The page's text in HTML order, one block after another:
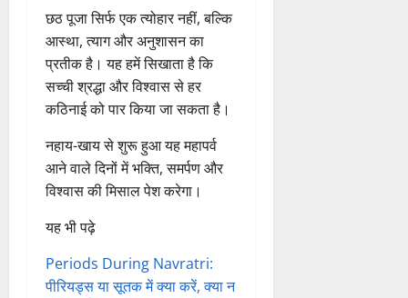
छठ पूजा सिर्फ एक त्योहार नहीं, बल्कि
आस्था, त्याग और अनुशासन का
प्रतीक है। यह हमें सिखाता है कि
सच्ची श्रद्धा और विश्वास से हर
कठिनाई को पार किया जा सकता है।
नहाय-खाय से शुरू हुआ यह महापर्व
आने वाले दिनों में भक्ति, समर्पण और
विश्वास की मिसाल पेश करेगा।
यह भी पढ़े
Periods During Navratri:
पीरियड्स या सूतक में क्या करें, क्या न